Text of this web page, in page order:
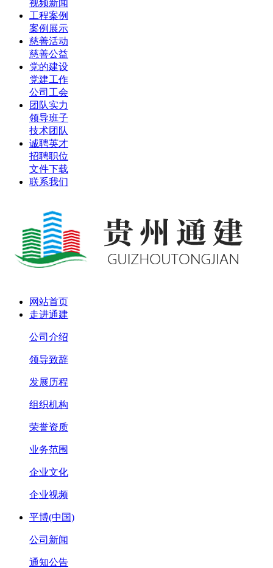
视频新闻
工程案例
案例展示
慈善活动
慈善公益
党的建设
党建工作
公司工会
团队实力
领导班子
技术团队
诚聘英才
招聘职位
文件下载
联系我们
网站首页
走进通建
公司介绍
领导致辞
发展历程
组织机构
荣誉资质
业务范围
企业文化
企业视频
平博(中国)
公司新闻
通知公告